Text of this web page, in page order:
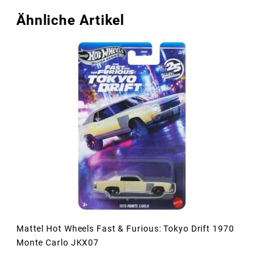
Ähnliche Artikel
Mattel Hot Wheels Fast & Furious: Tokyo Drift 1970
Monte Carlo JKX07